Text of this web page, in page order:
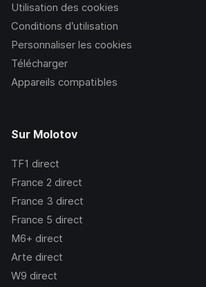
Utilisation des cookies
Conditions d’utilisation
Personnaliser les cookies
Télécharger
Appareils compatibles
Sur Molotov
TF1 direct
France 2 direct
France 3 direct
France 5 direct
M6+ direct
Arte direct
W9 direct